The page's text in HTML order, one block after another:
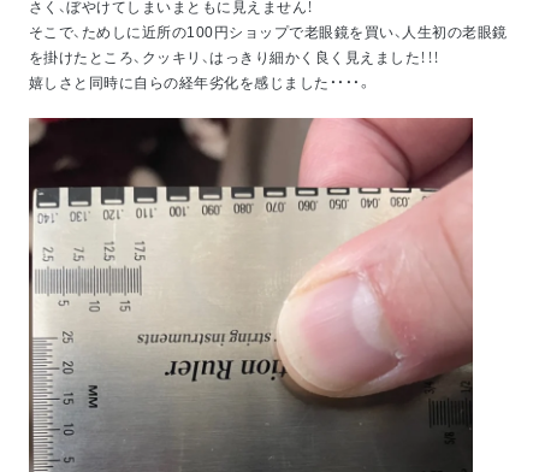
さく、ぼやけてしまいまともに見えません！
そこで、ためしに近所の100円ショップで老眼鏡を買い、人生初の老眼鏡
を掛けたところ、クッキリ、はっきり細かく良く見えました！！！
嬉しさと同時に自らの経年劣化を感じました・・・・。